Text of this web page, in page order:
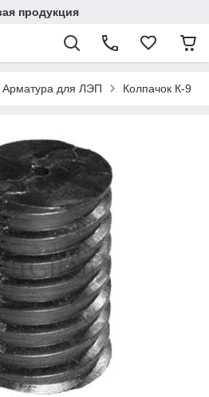
продукция
Арматура для ЛЭП Колпачок К-9